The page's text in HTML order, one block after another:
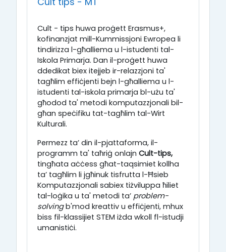
Cult - tips huwa proġett Erasmus+,
kofinanzjat mill-Kummissjoni Ewropea li
tindirizza l-għalliema u l-istudenti tal-
Iskola Primarja. Dan il-proġett huwa
ddedikat biex itejjeb ir-relazzjoni ta'
tagħlim effiċjenti bejn l-għalliema u l-
istudenti tal-iskola primarja bl-użu ta'
għodod ta' metodi komputazzjonali bil-
għan speċifiku tat-tagħlim tal-Wirt
Kulturali.
Permezz ta’ din il-pjattaforma, il-
programm ta' taħriġ onlajn Cult-tips,
tingħata aċċess għat-taqsimiet kollha
ta’ tagħlim li jgħinuk tisfrutta l-Ħsieb
Komputazzjonali sabiex tiżviluppa ħiliet
tal-loġika u ta' metodi ta’ problem-
solvingb'mod kreattiv u effiċjenti, mhux
biss fil-klassijiet STEM iżda wkoll fl-istudji
umanistiċi.